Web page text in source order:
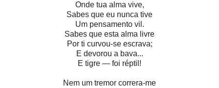
Onde tua alma vive,
Sabes que eu nunca tive
Um pensamento vil.
Sabes que esta alma livre
Por ti curvou-se escrava;
E devorou a bava...
E tigre — foi réptil!
Nem um tremor correra-me